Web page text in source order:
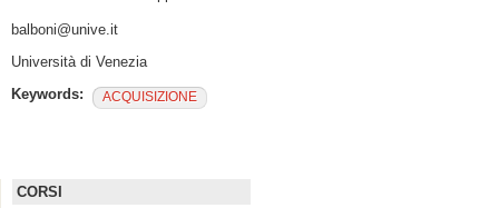
balboni@unive.it
Università di Venezia
Keywords:
ACQUISIZIONE
CORSI